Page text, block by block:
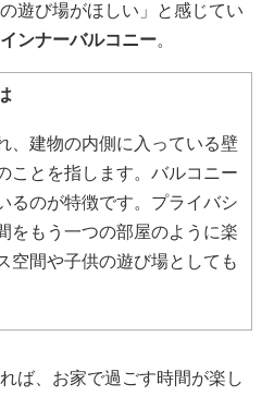
遊び場がほしい」と感じてい
インナーバルコニー。
、建物の内側に入っている壁
ことを指します。バルコニー
るのが特徴です。プライバシ
をもう一つの部屋のように楽
空間や子供の遊び場としても
ば、お家で過ごす時間が楽し